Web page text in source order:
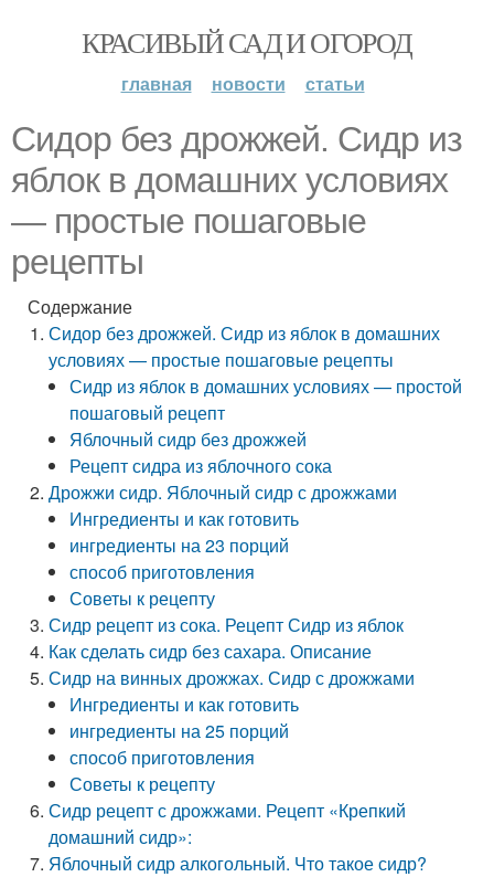
КРАСИВЫЙ САД И ОГОРОД
главная новости статьи
Сидор без дрожжей. Сидр из
яблок в домашних условиях
— простые пошаговые
рецепты
Содержание
Сидор без дрожжей. Сидр из яблок в домашних
условиях — простые пошаговые рецепты
Сидр из яблок в домашних условиях — простой
пошаговый рецепт
Яблочный сидр без дрожжей
Рецепт сидра из яблочного сока
Дрожжи сидр. Яблочный сидр с дрожжами
Ингредиенты и как готовить
ингредиенты на 23 порций
способ приготовления
Советы к рецепту
Сидр рецепт из сока. Рецепт Сидр из яблок
Как сделать сидр без сахара. Описание
Сидр на винных дрожжах. Сидр с дрожжами
Ингредиенты и как готовить
ингредиенты на 25 порций
способ приготовления
Советы к рецепту
Сидр рецепт с дрожжами. Рецепт «Крепкий
домашний сидр»:
Яблочный сидр алкогольный. Что такое сидр?